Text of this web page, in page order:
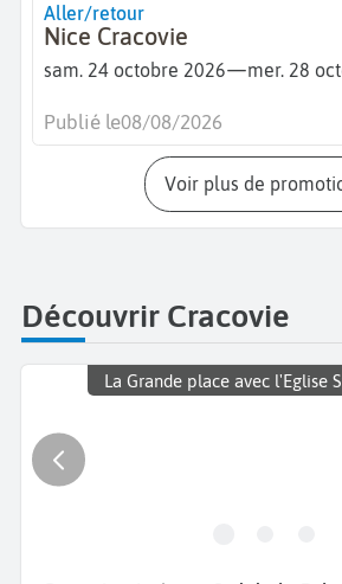
Aller/retour
Nice Cracovie
sam. 24 octobre 2026—mer. 28
Publié le08/08/2026
Voir plus de
Découvrir Cracovie
La Grande place avec l'Eglise